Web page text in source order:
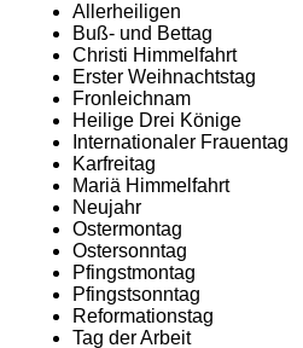
Allerheiligen
Buß- und Bettag
Christi Himmelfahrt
Erster Weihnachtstag
Fronleichnam
Heilige Drei Könige
Internationaler Frauentag
Karfreitag
Mariä Himmelfahrt
Neujahr
Ostermontag
Ostersonntag
Pfingstmontag
Pfingstsonntag
Reformationstag
Tag der Arbeit